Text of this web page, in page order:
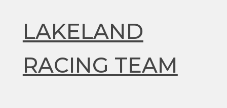
LAKELAND
RACING TEAM